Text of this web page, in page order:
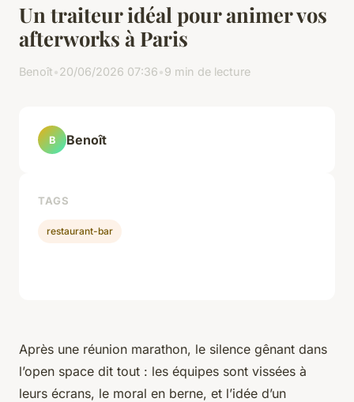
Un traiteur idéal pour animer vos
afterworks à Paris
Benoît•20/06/2026 07:36•9 min de lecture
Après une réunion marathon, le silence gênant dans
l’open space dit tout : les équipes sont vissées à
leurs écrans, le moral en berne, et l’idée d’un
B Benoît
TAGS
restaurant-bar